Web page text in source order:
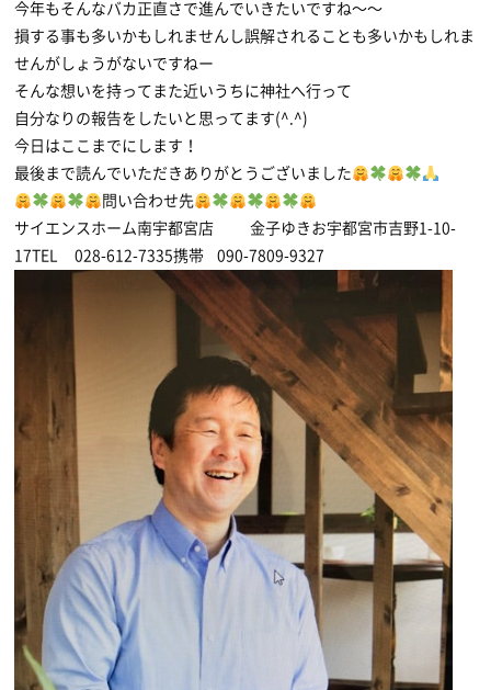
今年もそんなバカ正直さで進んでいきたいですね〜〜
損する事も多いかもしれませんし誤解されることも多いかもしれま
せんがしょうがないですねー
そんな想いを持ってまた近いうちに神社へ行って
自分なりの報告をしたいと思ってます(^.^)
今日はここまでにします！
最後まで読んでいただきありがとうございました
問い合わせ先
サイエンスホーム南宇都宮店 金子ゆきお宇都宮市吉野1-10-
17TEL 028-612-7335携帯 090-7809-9327